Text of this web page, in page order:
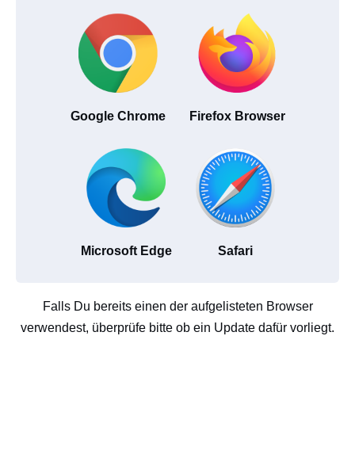
Google Chrome Firefox Browser
Microsoft Edge Safari
Falls Du bereits einen der aufgelisteten Browser
verwendest, überprüfe bitte ob ein Update dafür vorliegt.